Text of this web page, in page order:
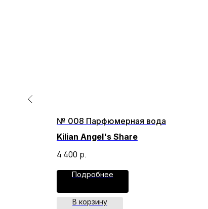
№ 008 Парфюмерная вода
Kilian Angel's Share
4 400 р.
Подробнее
В корзину